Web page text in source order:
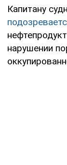
Капитану
нарушении